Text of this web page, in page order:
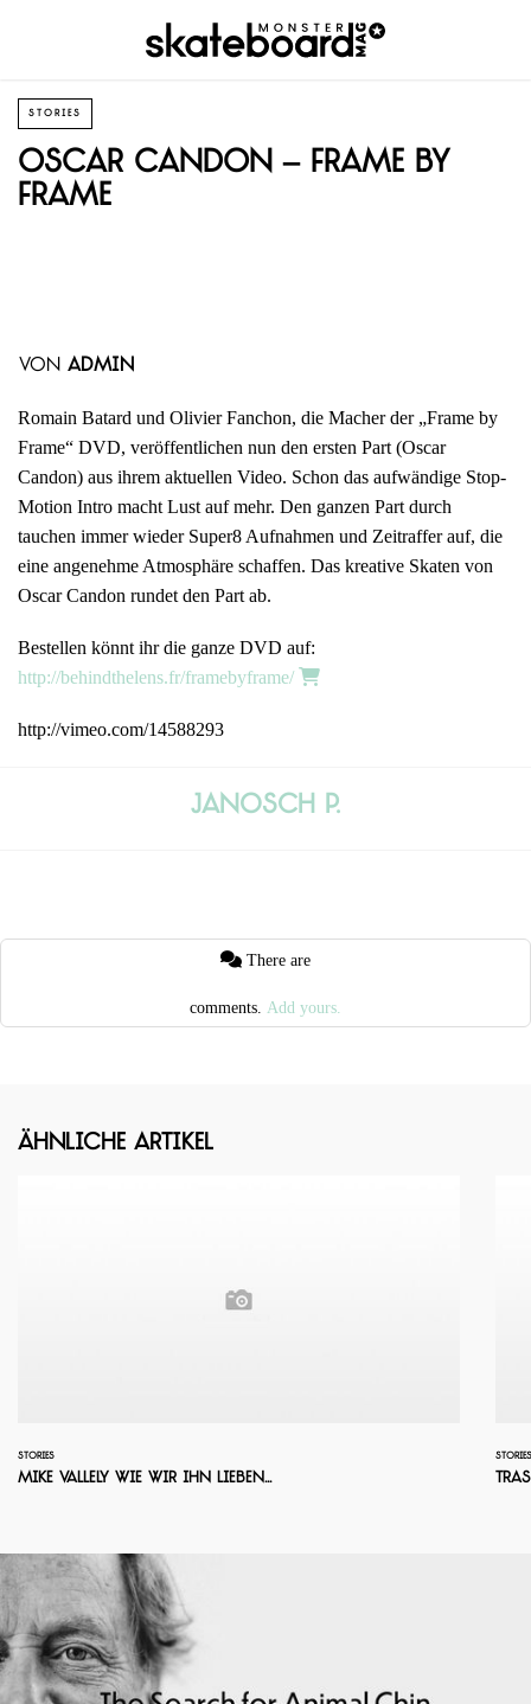
STORIES
Oscar Candon – Frame by
Frame
von admin
Romain Batard und Olivier Fanchon, die Macher der „Frame by
Frame“ DVD, veröffentlichen nun den ersten Part (Oscar
Candon) aus ihrem aktuellen Video. Schon das aufwändige Stop-
Motion Intro macht Lust auf mehr. Den ganzen Part durch
tauchen immer wieder Super8 Aufnahmen und Zeitraffer auf, die
eine angenehme Atmosphäre schaffen. Das kreative Skaten von
Oscar Candon rundet den Part ab.
Bestellen könnt ihr die ganze DVD auf:
http://behindthelens.fr/framebyframe/
http://vimeo.com/14588293
Janosch P.
comments. Add yours.
Ähnliche Artikel
STORIES
Mike Vallely wie wir ihn lieben...